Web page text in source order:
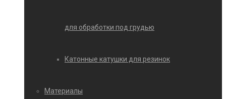
для обработки под грудью
Катонные катушки для резинок
Материалы